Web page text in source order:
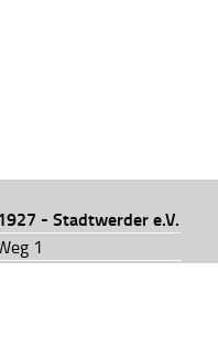
- Stadtwerder e.V.
1